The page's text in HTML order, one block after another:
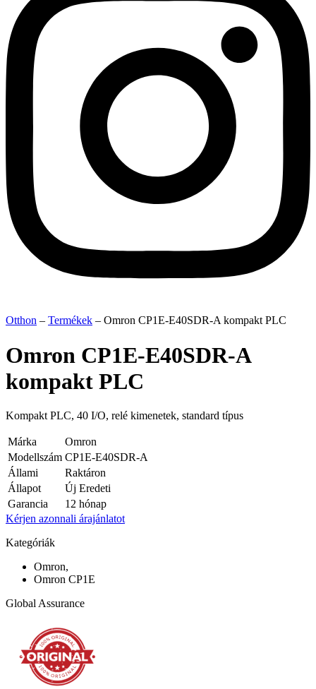
Otthon – Termékek – Omron CP1E-E40SDR-A kompakt PLC
Omron CP1E-E40SDR-A
kompakt PLC
Kompakt PLC, 40 I/O, relé kimenetek, standard típus
Márka
Omron
Modellszám CP1E-E40SDR-A
Állami
Raktáron
Állapot
Új Eredeti
Garancia
12 hónap
Kérjen azonnali árajánlatot
Kategóriák
Omron,
Omron CP1E
Global Assurance